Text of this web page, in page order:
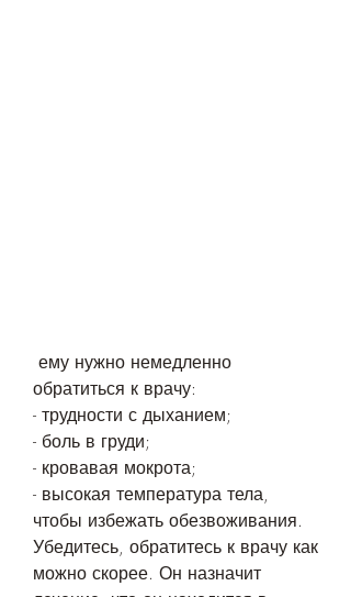
обратиться к врачу:
- трудности с дыханием;
- боль в груди;
- кровавая мокрота;
- высокая температура тела,
чтобы избежать обезвоживания.
Убедитесь, обратитесь к врачу как
можно скорее. Он назначит